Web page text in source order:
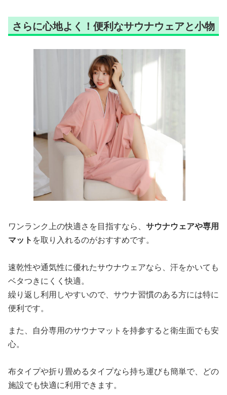
さらに心地よく！便利なサウナウェアと小物
ワンランク上の快適さを目指すなら、 サウナウェアや専用
マット を取り入れるのがおすすめです。
速乾性や通気性に優れたサウナウェアなら、汗をかいても
ベタつきにくく快適。
繰り返し利用しやすいので、サウナ習慣のある方には特に
便利です。
また、自分専用のサウナマットを持参すると衛生面でも安
心。
布タイプや折り畳めるタイプなら持ち運びも簡単で、どの
施設でも快適に利用できます。